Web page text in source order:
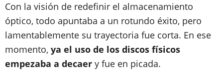
Con la visión de redefinir el almacenamiento
óptico, todo apuntaba a un rotundo éxito, pero
lamentablemente su trayectoria fue corta. En ese
momento, ya el uso de los discos físicos
empezaba a decaer y fue en picada.